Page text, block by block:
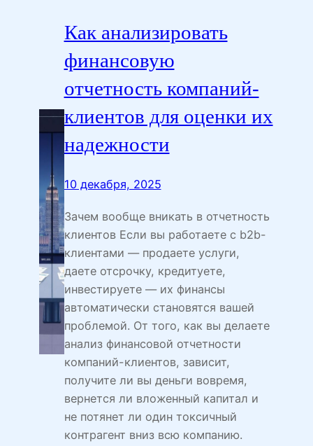
Как анализировать
финансовую
отчетность компаний-
клиентов для оценки их
надежности
10 декабря, 2025
Зачем вообще вникать в отчетность
клиентов Если вы работаете с b2b-
клиентами — продаете услуги,
даете отсрочку, кредитуете,
инвестируете — их финансы
автоматически становятся вашей
проблемой. От того, как вы делаете
анализ финансовой отчетности
компаний-клиентов, зависит,
получите ли вы деньги вовремя,
вернется ли вложенный капитал и
не потянет ли один токсичный
контрагент вниз всю компанию.